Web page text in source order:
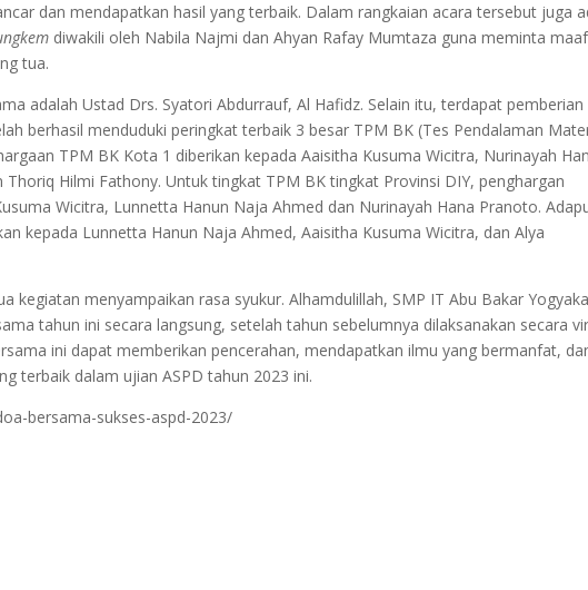
dan mendapatkan hasil yang terbaik. Dalam rangkaian acara tersebut juga
diwakili oleh Nabila Najmi dan Ahyan Rafay Mumtaza guna meminta
tua.
adalah Ustad Drs. Syatori Abdurrauf, Al Hafidz. Selain itu, terdapat pemberian
berhasil menduduki peringkat terbaik 3 besar TPM BK (Tes Pendalaman
TPM BK Kota 1 diberikan kepada Aaisitha Kusuma Wicitra, Nurinayah
Hilmi Fathony. Untuk tingkat TPM BK tingkat Provinsi DIY, penghargan
Wicitra, Lunnetta Hanun Naja Ahmed dan Nurinayah Hana Pranoto.
kepada Lunnetta Hanun Naja Ahmed, Aaisitha Kusuma Wicitra, dan Alya
kegiatan menyampaikan rasa syukur. Alhamdulillah, SMP IT Abu Bakar
tahun ini secara langsung, setelah tahun sebelumnya dilaksanakan secara
ini dapat memberikan pencerahan, mendapatkan ilmu yang bermanfat,
terbaik dalam ujian ASPD tahun 2023 ini.
bersama-sukses-aspd-2023/